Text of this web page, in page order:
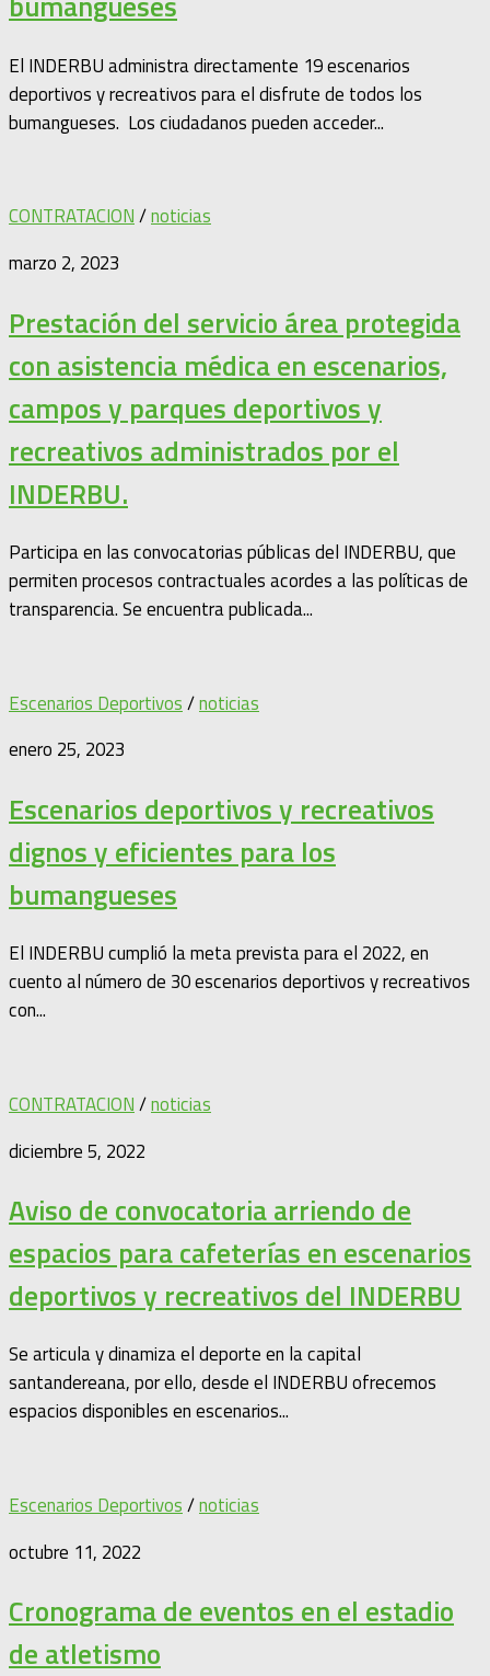
El INDERBU administra directamente 19 escenarios
deportivos y recreativos para el disfrute de todos los
bumangueses. Los ciudadanos pueden acceder...
CONTRATACION/noticias
marzo 2, 2023
Prestación del servicio área protegida
con asistencia médica en escenarios,
campos y parques deportivos y
recreativos administrados por el
INDERBU.
Participa en las convocatorias públicas del INDERBU, que
permiten procesos contractuales acordes a las políticas de
transparencia. Se encuentra publicada...
Escenarios Deportivos/noticias
enero 25, 2023
Escenarios deportivos y recreativos
dignos y eficientes para los
bumangueses
El INDERBU cumplió la meta prevista para el 2022, en
cuento al número de 30 escenarios deportivos y recreativos
con...
CONTRATACION/noticias
diciembre 5, 2022
Aviso de convocatoria arriendo de
espacios para cafeterías en escenarios
deportivos y recreativos del INDERBU
Se articula y dinamiza el deporte en la capital
santandereana, por ello, desde el INDERBU ofrecemos
espacios disponibles en escenarios...
Escenarios Deportivos/noticias
octubre 11, 2022
Cronograma de eventos en el estadio
de atletismo